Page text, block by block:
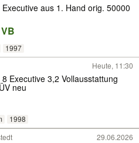
aus 1. Hand orig. 50000
1997
Heute, 11:30
3,2 Vollausstattung
TÜV neu
1998
29.06.2026